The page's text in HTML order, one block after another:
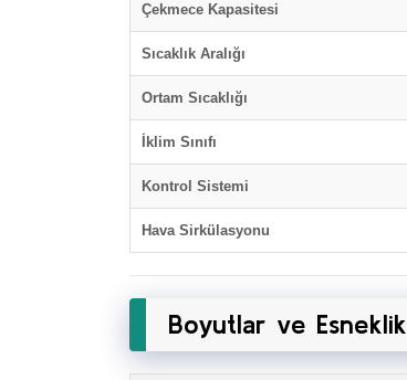
Çekmece Kapasitesi
Sıcaklık Aralığı
Ortam Sıcaklığı
İklim Sınıfı
Kontrol Sistemi
Hava Sirkülasyonu
Boyutlar ve Esneklik